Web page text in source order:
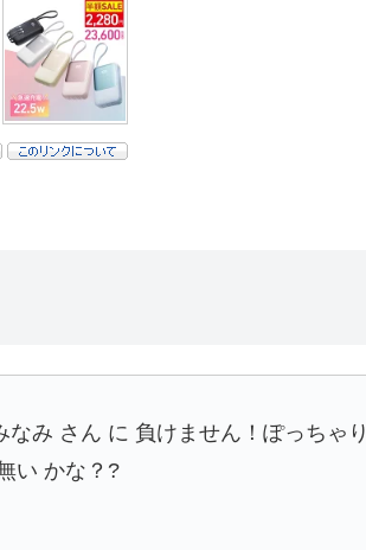
み さん に 負けません！ぽっちゃり
い かな？?